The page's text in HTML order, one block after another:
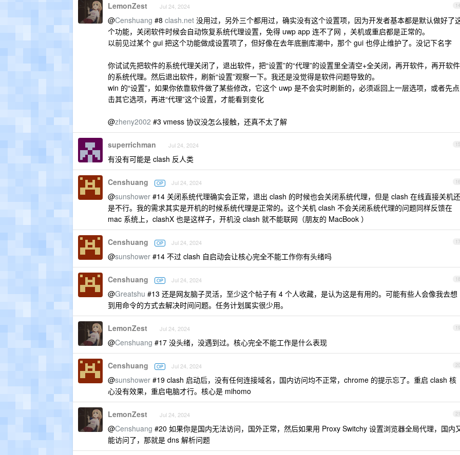
14
LemonZest Jul 24, 2024
@Censhuang #8 clash.net 没用过，另外三个都用过，确实没有这个设置项，因为开发者基本都是默认做好了
个功能，关闭软件时候会自动恢复系统代理设置，免得 uwp app 连不了网 ，关机或重启都是正常的。
以前见过某个 gui 把这个功能做成设置项了，但好像在去年底删库潮中，那个 gui 也停止维护了。没记下名字
你试试先把软件的系统代理关闭了，退出软件，把“设置”的“代理”的设置里全清空+全关闭，再开软件，再开软件
的系统代理。然后退出软件，刷新“设置”观察一下。我还是没觉得是软件问题导致的。
win 的“设置”，如果你依靠软件做了某些修改，它这个 uwp 是不会实时刷新的，必须返回上一层选项，或者先点
击其它选项，再进“代理”这个设置，才能看到变化
@zheny2002 #3 vmess 协议没怎么接触，还真不太了解
15
superrichman Jul 24, 2024
有没有可能是 clash 反人类
16
Censhuang OP Jul 24, 2024
@sunshower #14 关闭系统代理确实会正常，退出 clash 的时候也会关闭系统代理，但是 clash 在线直接关机还
是不行。我的需求其实是开机的时候系统代理是正常的。这个关机 clash 不会关闭系统代理的问题同样反馈在
mac 系统上，clashX 也是这样子，开机没 clash 就不能联网（朋友的 MacBook ）
17
Censhuang OP Jul 24, 2024
@sunshower #14 不过 clash 自启动会让核心完全不能工作你有头绪吗
18
Censhuang OP Jul 24, 2024
@Greatshu #13 还是网友脑子灵活，至少这个帖子有 4 个人收藏，是认为这是有用的。可能有些人会像我去想
到用命令的方式去解决时间问题。任务计划属实很少用。
19
LemonZest Jul 24, 2024
@Censhuang #17 没头绪，没遇到过。核心完全不能工作是什么表现
20
Censhuang OP Jul 24, 2024
@sunshower #19 clash 启动后，没有任何连接域名，国内访问均不正常，chrome 的提示忘了。重启 clash 核
心没有效果，重启电脑才行。核心是 mihomo
21
LemonZest Jul 24, 2024
@Censhuang #20 如果你是国内无法访问，国外正常，然后如果用 Proxy Switchy 设置浏览器全局代理，国内
能访问了，那就是 dns 解析问题